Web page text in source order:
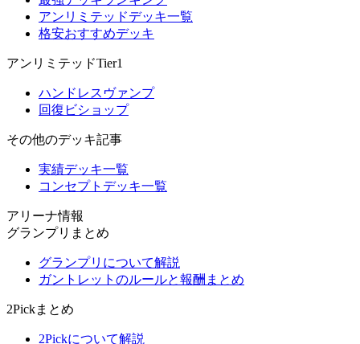
アンリミテッドデッキ一覧
格安おすすめデッキ
アンリミテッドTier1
ハンドレスヴァンプ
回復ビショップ
その他のデッキ記事
実績デッキ一覧
コンセプトデッキ一覧
アリーナ情報
グランプリまとめ
グランプリについて解説
ガントレットのルールと報酬まとめ
2Pickまとめ
2Pickについて解説